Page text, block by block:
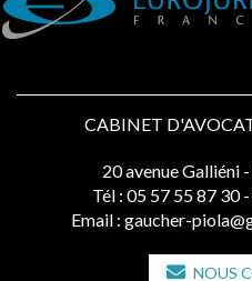
CABINET
20 avenue Galliéni
Tél : 05 57 55 87 30
Email : gaucher-
NOUS